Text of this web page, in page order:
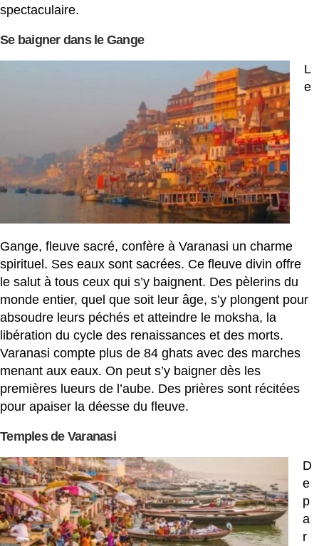
spectaculaire.
Se baigner dans le Gange
L
e
Gange, fleuve sacré, confère à Varanasi un charme
spirituel. Ses eaux sont sacrées. Ce fleuve divin offre
le salut à tous ceux qui s’y baignent. Des pèlerins du
monde entier, quel que soit leur âge, s’y plongent pour
absoudre leurs péchés et atteindre le moksha, la
libération du cycle des renaissances et des morts.
Varanasi compte plus de 84 ghats avec des marches
menant aux eaux. On peut s’y baigner dès les
premières lueurs de l’aube. Des prières sont récitées
pour apaiser la déesse du fleuve.
Temples de Varanasi
D
e
p
a
r